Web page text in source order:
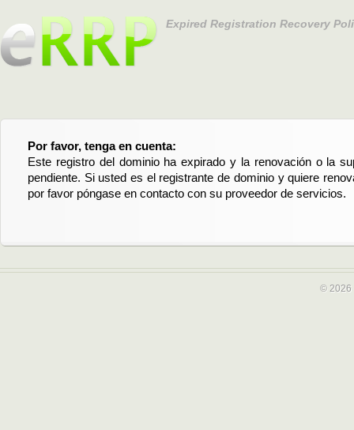
Expired Registration Recovery
Por favor, tenga en cuenta:
Este registro del dominio ha expirado y la renovación o la
pendiente. Si usted es el registrante de dominio y quiere
por favor póngase en contacto con su proveedor de servicios.
© 2026